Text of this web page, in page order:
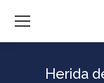
Herida